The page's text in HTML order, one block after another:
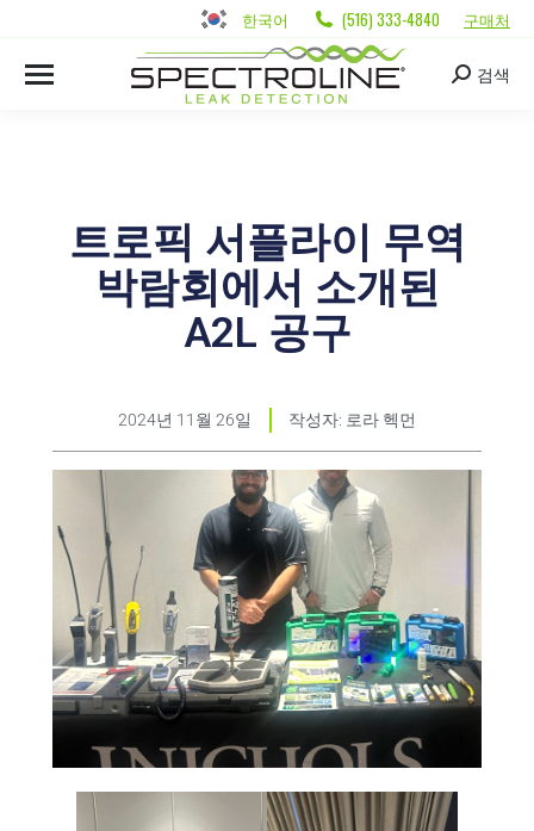
한국어 (516) 333-4840 구매처
검색
트로픽 서플라이 무역
박람회에서 소개된
A2L 공구
2024년 11월 26일 작성자: 로라 헥먼